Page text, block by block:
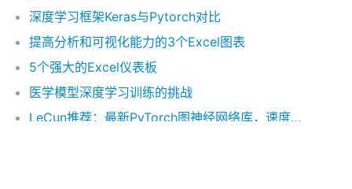
深度学习框架Keras与Pytorch对比
提高分析和可视化能力的3个Excel图表
5个强大的Excel仪表板
医学模型深度学习训练的挑战
LeCun推荐：最新PyTorch图神经网络库，速度快15倍（GitHub+论文）